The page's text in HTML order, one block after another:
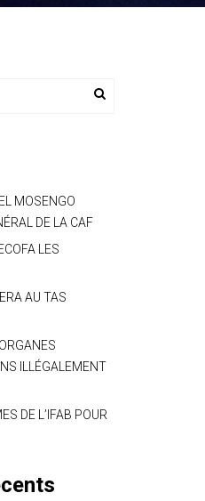
MOSENGO
DE LA CAF
LES
AU TAS
ILLÉGALEMENT
DE L’IFAB POUR